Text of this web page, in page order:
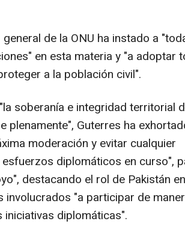
de la ONU ha instado a
en esta materia y "a adoptar
a la población civil".
soberanía e integridad territorial
Guterres ha
moderación y evitar cualquier
diplomáticos en curso",
destacando el rol de Pakistán
"a participar de
diplomáticas".